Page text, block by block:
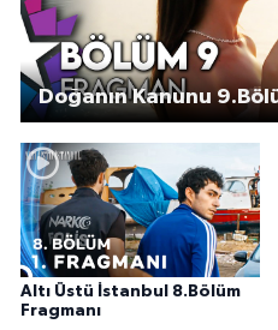
Doğanın Kanunu
Altı Üstü İstanbul 8.Bölüm
Fragmanı